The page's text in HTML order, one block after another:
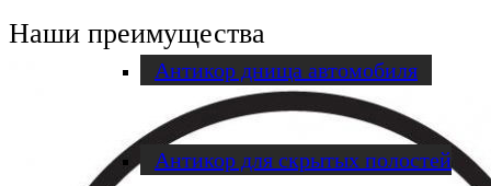
Антикор днища автомобиля
Антикор для скрытых полостей
Наши преимущества